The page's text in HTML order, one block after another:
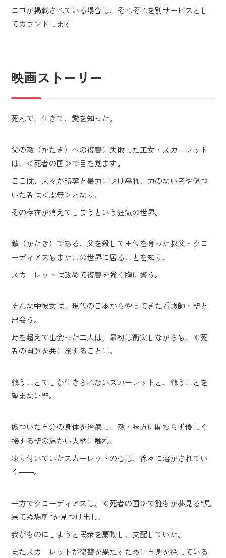
ロゴが掲載されている場合は、それぞれを別サービスとし
てカウントします
映画ストーリー
死んで、生きて、愛を知った。
父の敵 （かたき） への復讐に失敗した王女・スカーレット
は、≪死者の国≫で目を覚ます。
ここは、人々が略奪と暴力に明け暮れ、力のない者や傷つ
いた者は＜虚無＞となり、
その存在が消えてしまうという狂気の世界。
敵（かたき） である、父を殺して王位を奪った叔父・クロ
ーディアスもまたこの世界に居ることを知り、
スカーレットは改めて復讐を強く胸に誓う。
そんな中彼女は、現代の日本からやってきた看護師・聖と
出会う。
時を超えて出会った二人は、最初は衝突しながらも、≪死
者の国≫を共に旅することに。
戦うことでしか生きられないスカーレットと、戦うことを
望まない聖。
傷ついた自分の身体を治療し、敵・味方に関わらず優しく
接する聖の温かい人柄に触れ、
凍り付いていたスカーレットの心は、徐々に溶かされてい
く――。
一方でクローディアスは、≪死者の国≫で誰もが夢見る“見
果てぬ場所”を見つけ出し、
我がものにしようと民衆を扇動し、支配していた。
またスカーレットが復讐を果たすために自身を探している